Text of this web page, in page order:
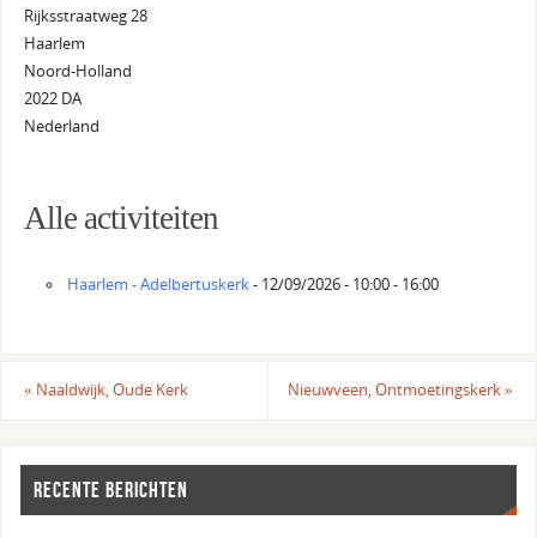
Rijksstraatweg 28
Haarlem
Noord-Holland
2022 DA
Nederland
Alle activiteiten
Haarlem - Adelbertuskerk- 12/09/2026 - 10:00 - 16:00
« Naaldwijk, Oude Kerk Nieuwveen, Ontmoetingskerk»
RECENTE BERICHTEN